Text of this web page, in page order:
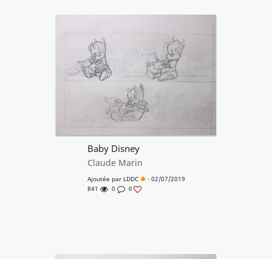
Baby Disney
Claude Marin
Ajoutée par LDDC
- 02/07/2019
841
0 0